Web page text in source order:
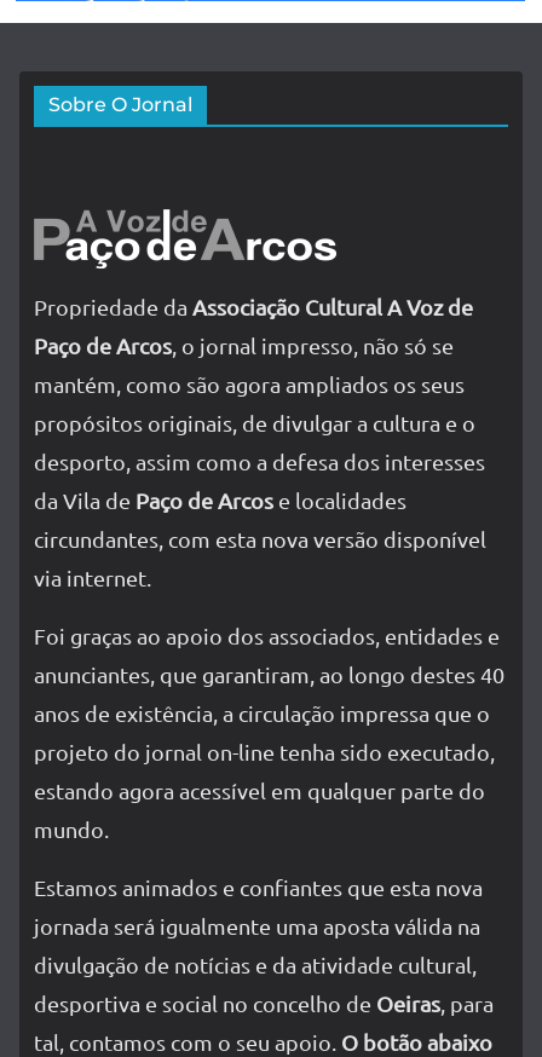
Sobre O Jornal
Propriedade da Associação Cultural A Voz de
Paço de Arcos , o jornal impresso, não só se
mantém, como são agora ampliados os seus
propósitos originais, de divulgar a cultura e o
desporto, assim como a defesa dos interesses
da Vila de Paço de Arcos e localidades
circundantes, com esta nova versão disponível
via internet.
Foi graças ao apoio dos associados, entidades e
anunciantes, que garantiram, ao longo destes 40
anos de existência, a circulação impressa que o
projeto do jornal on-line tenha sido executado,
estando agora acessível em qualquer parte do
mundo.
Estamos animados e confiantes que esta nova
jornada será igualmente uma aposta válida na
divulgação de notícias e da atividade cultural,
desportiva e social no concelho de Oeiras , para
tal, contamos com o seu apoio. O botão abaixo